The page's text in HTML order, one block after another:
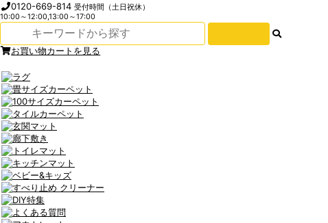
0120-669-814受付時間（土日祝休）
10:00～12:00,13:00～17:00
お買い物カートを見る